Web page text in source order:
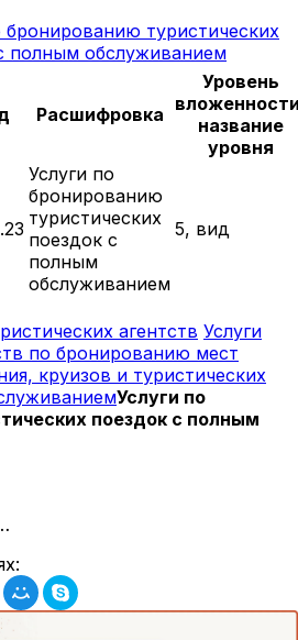
бронированию туристических
полным обслуживанием
Расшифровка
Уровень
название
уровня
Услуги по
бронированию
туристических
поездок с
полным
обслуживанием
5, вид
агентств Услуги
по бронированию мест
круизов и туристических
Услуги по
поездок с полным